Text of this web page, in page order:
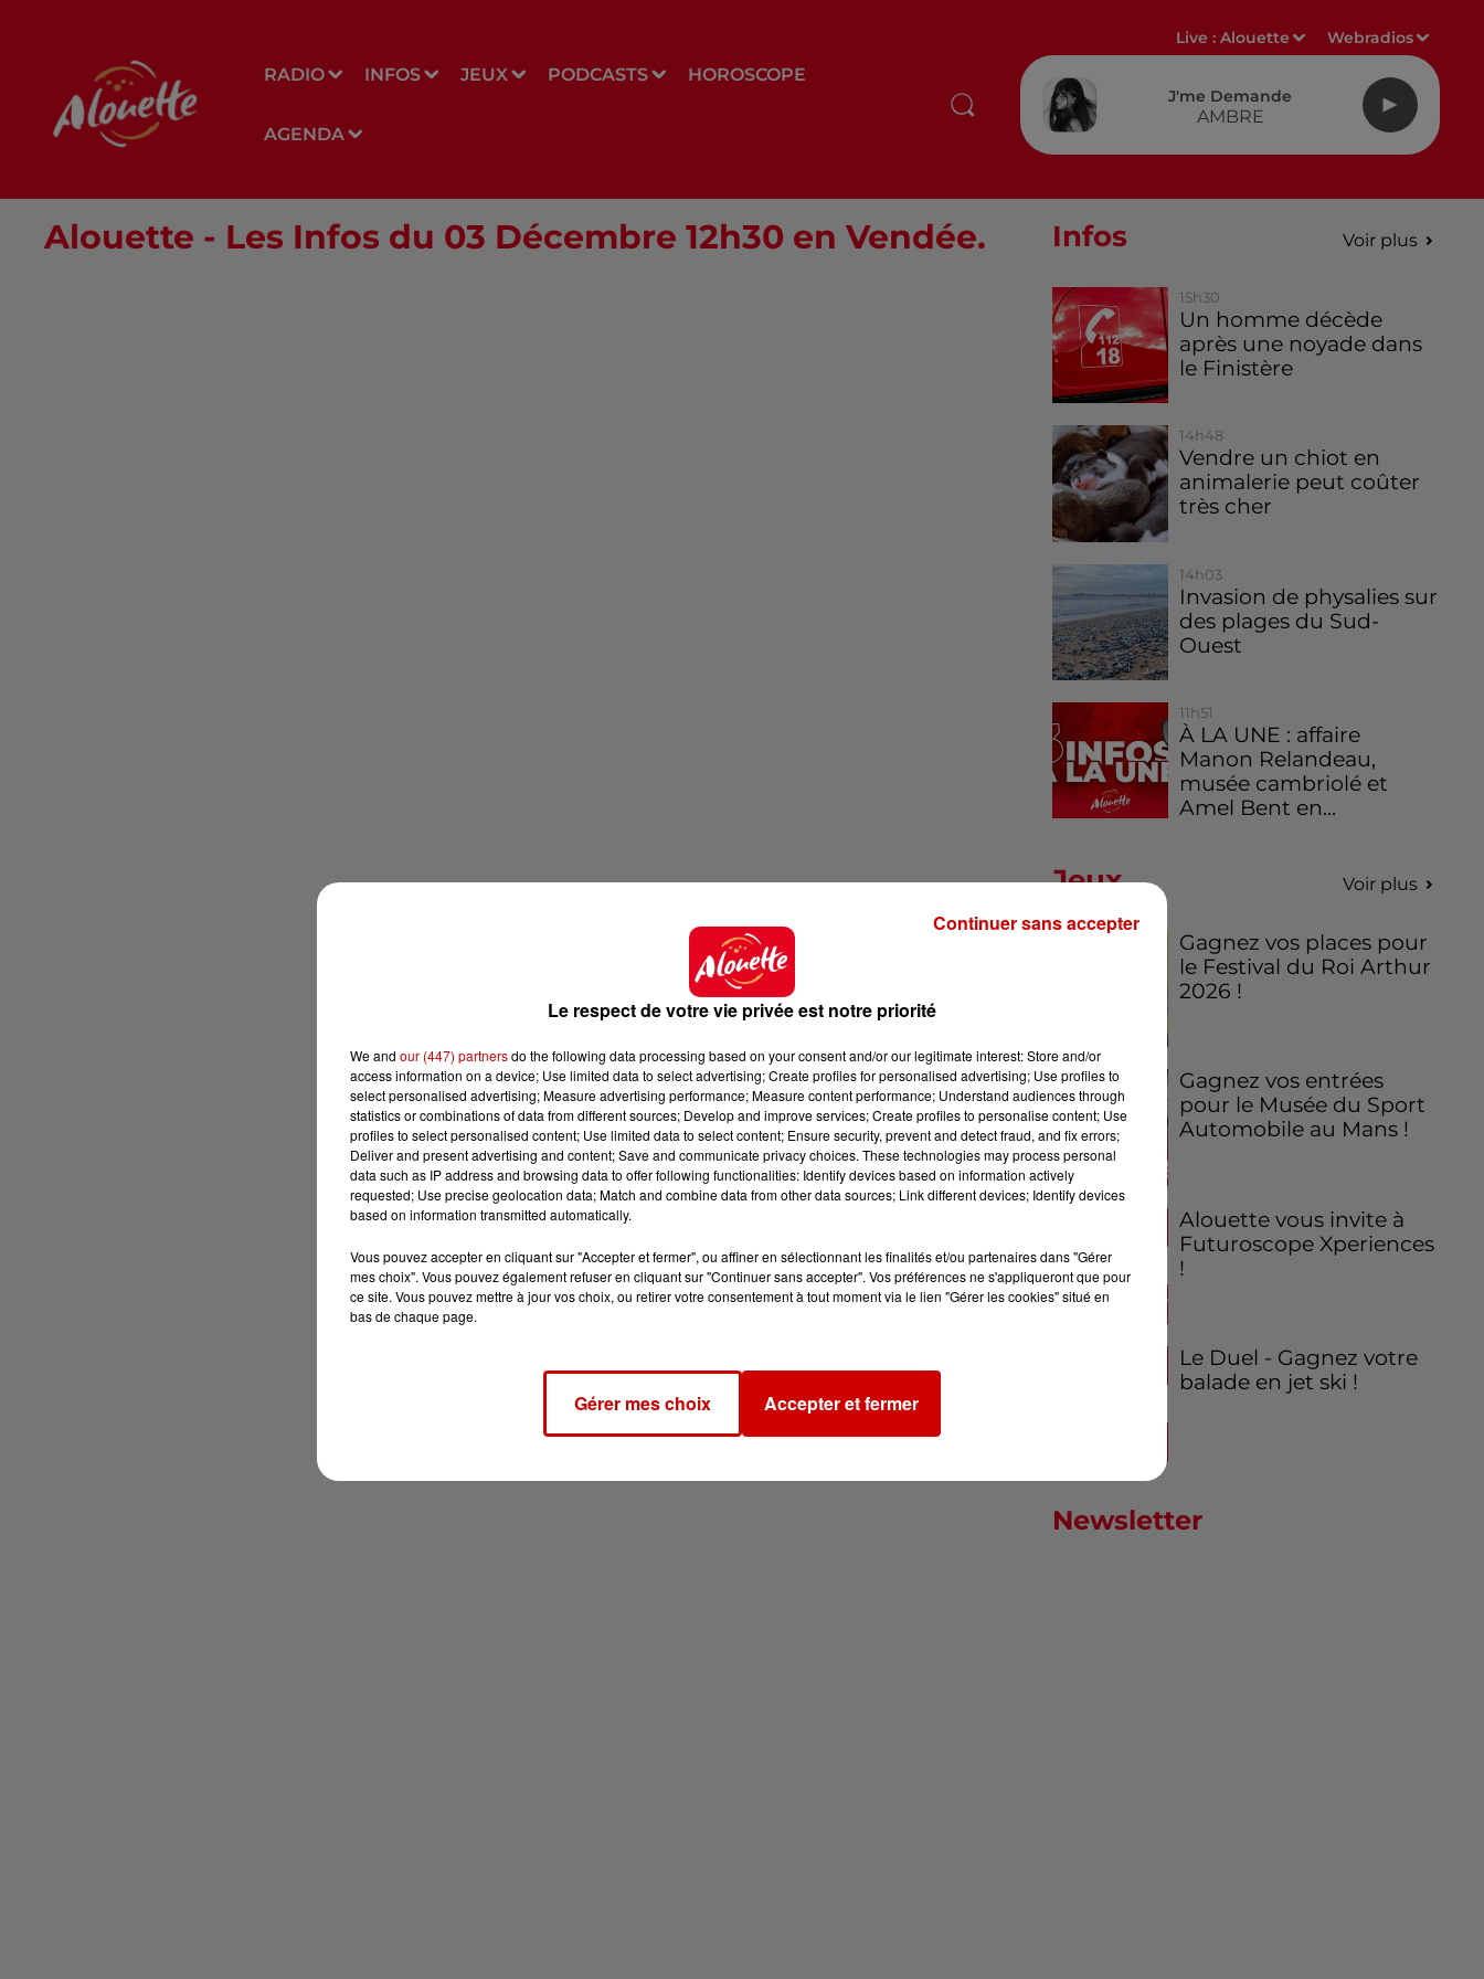
RADIO INFOS JEUX PODCASTS HOROSCOPE
AGENDA
Live :Alouette Webradios
J'me Demande
AMBRE
Alouette - Les Infos du 03 Décembre 12h30 en Vendée. Infos Voir plus
15h30
Un homme décède
après une noyade dans
le Finistère
14h48
Vendre un chiot en
animalerie peut coûter
très cher
14h03
Invasion de physalies sur
des plages du Sud-
Ouest
11h51
À LA UNE : affaire
Manon Relandeau,
musée cambriolé et
Amel Bent en...
Jeux Voir plus
Gagnez vos places pour
le Festival du Roi Arthur
2026 !
Gagnez vos entrées
pour le Musée du Sport
Automobile au Mans !
Alouette vous invite à
Futuroscope Xperiences
!
Le Duel - Gagnez votre
balade en jet ski !
Newsletter
Le respect de votre vie privée est notre priorité
We and our (447) partnersdo the following data processing based on your consent and/or our legitimate interest: Store and/or
access information on a device; Use limited data to select advertising; Create profiles for personalised advertising; Use profiles to
select personalised advertising; Measure advertising performance; Measure content performance; Understand audiences through
statistics or combinations of data from different sources; Develop and improve services; Create profiles to personalise content; Use
profiles to select personalised content; Use limited data to select content; Ensure security, prevent and detect fraud, and fix errors;
Deliver and present advertising and content; Save and communicate privacy choices. These technologies may process personal
data such as IP address and browsing data to offer following functionalities: Identify devices based on information actively
requested; Use precise geolocation data; Match and combine data from other data sources; Link different devices; Identify devices
based on information transmitted automatically.
Vous pouvez accepter en cliquant sur "Accepter et fermer", ou affiner en sélectionnant les finalités et/ou partenaires dans "Gérer
mes choix". Vous pouvez également refuser en cliquant sur "Continuer sans accepter". Vos préférences ne s'appliqueront que pour
ce site. Vous pouvez mettre à jour vos choix, ou retirer votre consentement à tout moment via le lien "Gérer les cookies" situé en
bas de chaque page.
Gérer mes choix Accepter et fermer
Continuer sans accepter